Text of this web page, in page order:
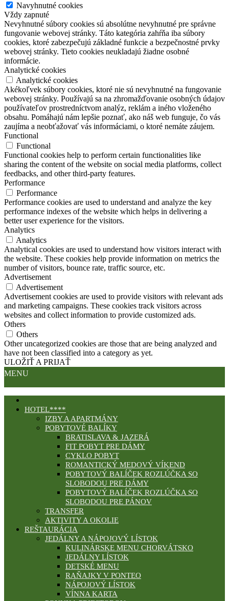
Navyhnutné cookies
Vždy zapnuté
Nevyhnutné súbory cookies sú absolútne nevyhnutné pre správne
fungovanie webovej stránky. Táto kategória zahŕňa iba súbory
cookies, ktoré zabezpečujú základné funkcie a bezpečnostné prvky
webovej stránky. Tieto cookies neukladajú žiadne osobné
informácie.
Analytické cookies
Analytické cookies
Akékoľvek súbory cookies, ktoré nie sú nevyhnutné na fungovanie
webovej stránky. Používajú sa na zhromažďovanie osobných údajov
používateľov prostredníctvom analýz, reklám a iného vloženého
obsahu. Pomáhajú nám lepšie poznať, ako náš web funguje, čo vás
zaujíma a neobťažovať vás informáciami, o ktoré nemáte záujem.
Functional
Functional
Functional cookies help to perform certain functionalities like
sharing the content of the website on social media platforms, collect
feedbacks, and other third-party features.
Performance
Performance
Performance cookies are used to understand and analyze the key
performance indexes of the website which helps in delivering a
better user experience for the visitors.
Analytics
Analytics
Analytical cookies are used to understand how visitors interact with
the website. These cookies help provide information on metrics the
number of visitors, bounce rate, traffic source, etc.
Advertisement
Advertisement
Advertisement cookies are used to provide visitors with relevant ads
and marketing campaigns. These cookies track visitors across
websites and collect information to provide customized ads.
Others
Others
Other uncategorized cookies are those that are being analyzed and
have not been classified into a category as yet.
ULOŽIŤ A PRIJAŤ
MENU
HOTEL****
IZBY A APARTMÁNY
POBYTOVÉ BALÍKY
BRATISLAVA & JAZERÁ
FIT POBYT PRE DÁMY
CYKLO POBYT
ROMANTICKÝ MEDOVÝ VÍKEND
POBYTOVÝ BALÍČEK ROZLÚČKA SO
SLOBODOU PRE DÁMY
POBYTOVÝ BALÍČEK ROZLÚČKA SO
SLOBODOU PRE PÁNOV
TRANSFER
AKTIVITY A OKOLIE
REŠTAURÁCIA
JEDÁLNY A NÁPOJOVÝ LÍSTOK
KULINÁRSKE MENU CHORVÁTSKO
JEDÁLNY LÍSTOK
DETSKÉ MENU
RAŇAJKY V PONTEO
NÁPOJOVÝ LÍSTOK
VÍNNA KARTA